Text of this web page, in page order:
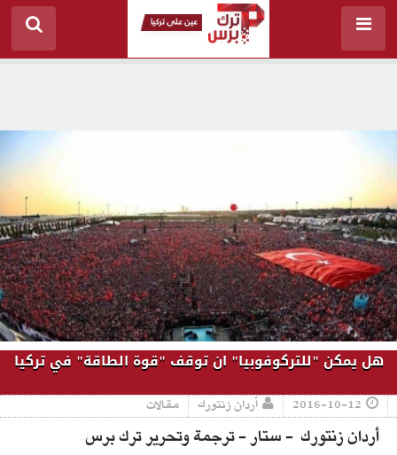
هل يمكن "للتركوفوبيا" ان توقف "قوة الطاقة" في تركيا
2016-10-12 أردان زنتورك مقالات
أردان زنتورك - ستار - ترجمة وتحرير ترك برس